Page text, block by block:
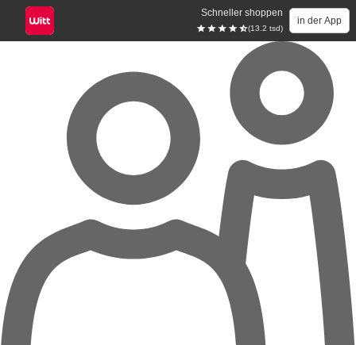
Schneller shoppen
(13.2 tsd)
in der App